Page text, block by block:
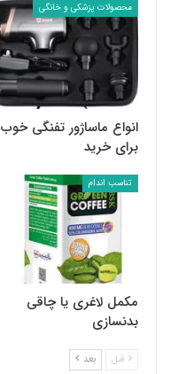
محصولات پزشکی و خانگی
انواع ماساژور تفنگی خوب
برای خرید
تناسب اندام
مکمل لاغری یا چاقی
بدنسازی
قبل بعد